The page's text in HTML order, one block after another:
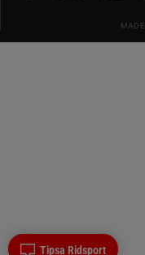
Tipsa Ridsport